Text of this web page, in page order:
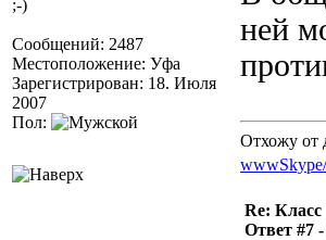
;-)
Сообщений: 2487
Местоположение: Уфа
Зарегистрирован: 18. Июля
2007
Пол:
ней
Отхожу от
www
Re:
Ответ #7 -